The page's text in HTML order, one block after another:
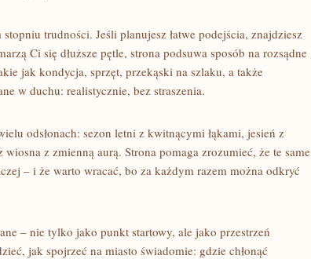
trudności. Jeśli planujesz łatwe podejścia, znajdziesz
Ci się dłuższe pętle, strona podsuwa sposób na rozsądne
jak kondycja, sprzęt, przekąski na szlaku, a także
w duchu: realistycznie, bez straszenia.
odsłonach: sezon letni z kwitnącymi łąkami, jesień z
z zmienną aurą. Strona pomaga zrozumieć, że te same
– i że warto wracać, bo za każdym razem można odkryć
– nie tylko jako punkt startowy, ale jako przestrzeń
jak spojrzeć na miasto świadomie: gdzie chłonąć